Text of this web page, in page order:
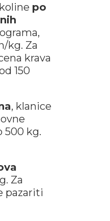
po
kg. Za
krava
150
, klanice
500 kg.
Za
pazariti